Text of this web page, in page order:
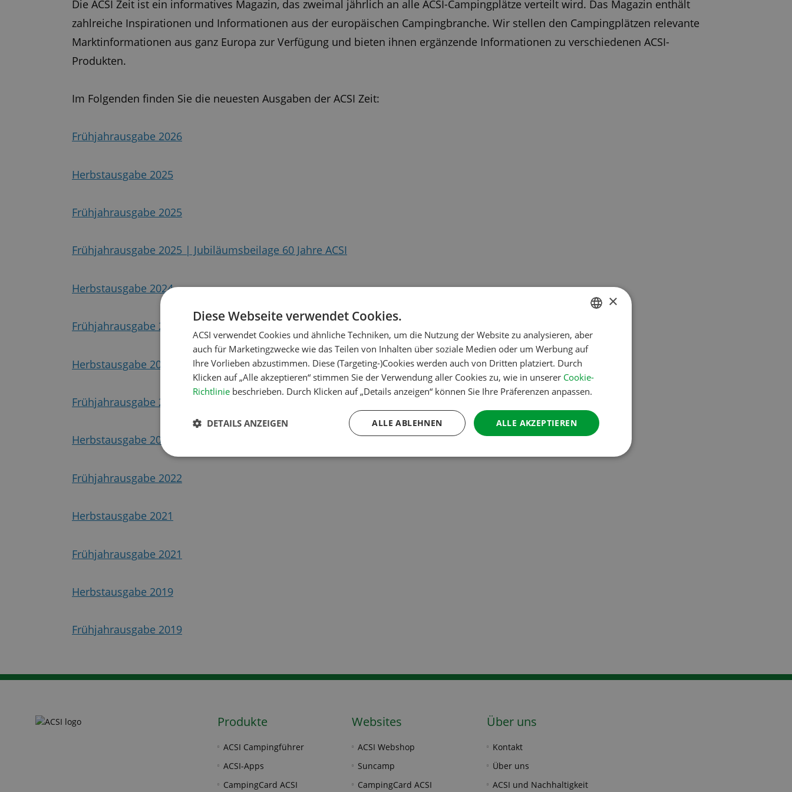
Die ACSI Zeit ist ein informatives Magazin, das zweimal jährlich an alle ACSI-Campingplätze verteilt wird. Das Magazin enthält
zahlreiche Inspirationen und Informationen aus der europäischen Campingbranche. Wir stellen den Campingplätzen relevante
Marktinformationen aus ganz Europa zur Verfügung und bieten ihnen ergänzende Informationen zu verschiedenen ACSI-
Produkten.
Im Folgenden finden Sie die neuesten Ausgaben der ACSI Zeit:
Frühjahrausgabe 2026
Herbstausgabe 2025
Frühjahrausgabe 2025
Frühjahrausgabe 2025 | Jubiläumsbeilage 60 Jahre ACSI
Herbstausgabe 2024
Frühjahrausgabe 2024
Herbstausgabe 2023
Frühjahrausgabe 2023
Herbstausgabe 2022
Frühjahrausgabe 2022
Herbstausgabe 2021
Frühjahrausgabe 2021
Herbstausgabe 2019
Frühjahrausgabe 2019
Produkte
ACSI Campingführer
ACSI-Apps
CampingCard ACSI
Websites
ACSI Webshop
Suncamp
CampingCard ACSI
Über uns
Kontakt
Über uns
ACSI und Nachhaltigkeit
DUTCH
ENGLISH
FRENCH
GERMAN
ITALIAN
DANISH
×
Diese Webseite verwendet Cookies.
ACSI verwendet Cookies und ähnliche Techniken, um die Nutzung der Website zu analysieren, aber
auch für Marketingzwecke wie das Teilen von Inhalten über soziale Medien oder um Werbung auf
Ihre Vorlieben abzustimmen. Diese (Targeting-)Cookies werden auch von Dritten platziert. Durch
Klicken auf „Alle akzeptieren“ stimmen Sie der Verwendung aller Cookies zu, wie in unserer Cookie-
Richtlinie beschrieben. Durch Klicken auf „Details anzeigen“ können Sie Ihre Präferenzen anpassen.
ALLE AKZEPTIEREN
ALLE ABLEHNEN
DETAILS ANZEIGEN